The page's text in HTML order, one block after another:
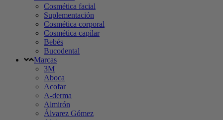
Cosmética facial
Suplementación
Cosmética corporal
Cosmética capilar
Bebés
Bucodental
Marcas
3M
Aboca
Acofar
A-derma
Almirón
Álvarez Gómez